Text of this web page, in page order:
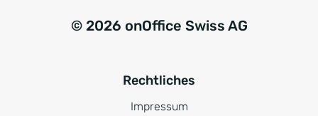
© 2026 onOffice Swiss AG
Rechtliches
Impressum